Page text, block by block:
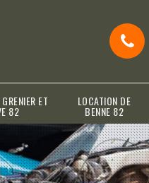
ET
82
LOCATION DE
BENNE 82